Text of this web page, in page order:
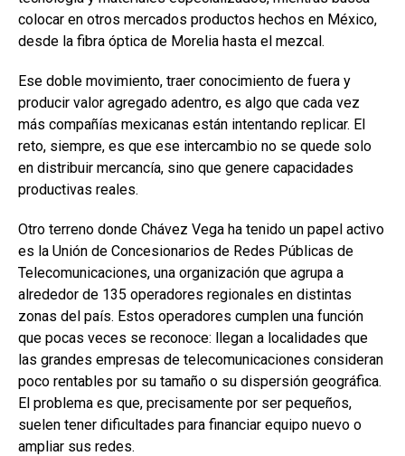
colocar en otros mercados productos hechos en México,
desde la fibra óptica de Morelia hasta el mezcal.
Ese doble movimiento, traer conocimiento de fuera y
producir valor agregado adentro, es algo que cada vez
más compañías mexicanas están intentando replicar. El
reto, siempre, es que ese intercambio no se quede solo
en distribuir mercancía, sino que genere capacidades
productivas reales.
Otro terreno donde Chávez Vega ha tenido un papel activo
es la Unión de Concesionarios de Redes Públicas de
Telecomunicaciones, una organización que agrupa a
alrededor de 135 operadores regionales en distintas
zonas del país. Estos operadores cumplen una función
que pocas veces se reconoce: llegan a localidades que
las grandes empresas de telecomunicaciones consideran
poco rentables por su tamaño o su dispersión geográfica.
El problema es que, precisamente por ser pequeños,
suelen tener dificultades para financiar equipo nuevo o
ampliar sus redes.